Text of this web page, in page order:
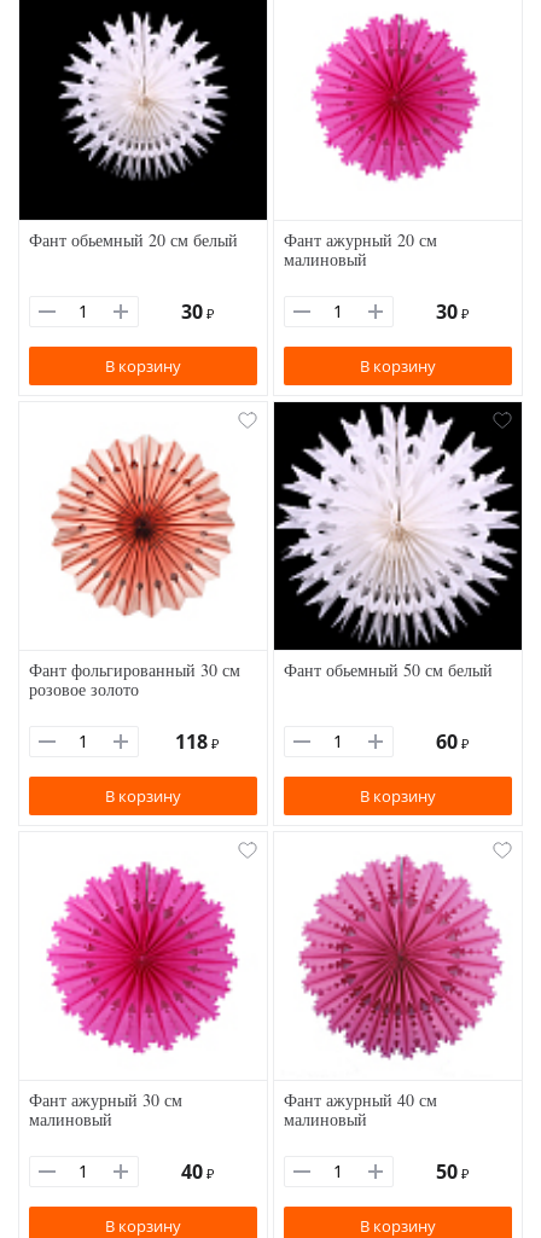
Фант обьемный 20 см белый
30 ₽
В корзину
Фант ажурный 20 см
малиновый
30 ₽
В корзину
Фант фольгированный 30 см
розовое золото
118 ₽
В корзину
Фант обьемный 50 см белый
60 ₽
В корзину
Фант ажурный 30 см
малиновый
40 ₽
В корзину
Фант ажурный 40 см
малиновый
50 ₽
В корзину